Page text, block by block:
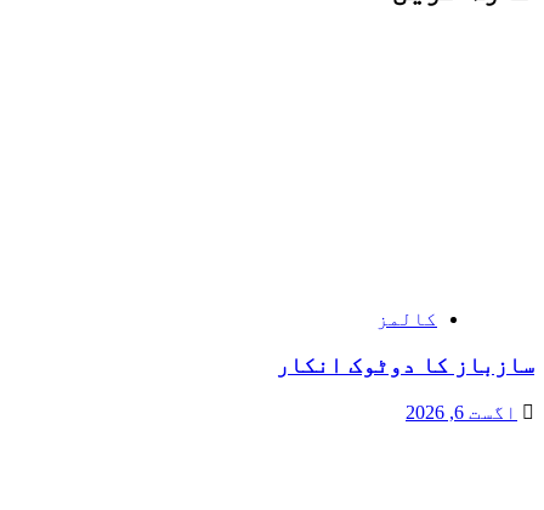
کالمز
سازباز کا دوٹوک انکار
اگست 6, 2026